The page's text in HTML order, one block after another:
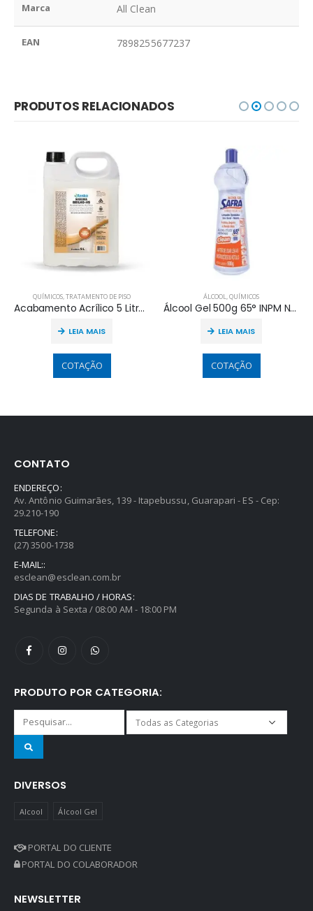
Marca All Clean
EAN 7898255677237
PRODUTOS RELACIONADOS
QUÍMICOS TRATAMENTO DE PISO
Acabamento Acrílico 5 Litros Brilho HS
LEIA MAIS
COTAÇÃO
ÁLCOOL QUÍMICOS
Álcool Gel 500g 65° INPM Neutro
LEIA MAIS
COTAÇÃO
CONTATO
ENDEREÇO:
Av. Antônio Guimarães, 139 - Itapebussu, Guarapari - ES - Cep:
29.210-190
TELEFONE:
(27) 3500-1738
E-MAIL::
esclean@esclean.com.br
DIAS DE TRABALHO / HORAS:
Segunda à Sexta / 08:00 AM - 18:00 PM
PRODUTO POR CATEGORIA:
DIVERSOS
Alcool Álcool Gel
PORTAL DO CLIENTE
PORTAL DO COLABORADOR
NEWSLETTER